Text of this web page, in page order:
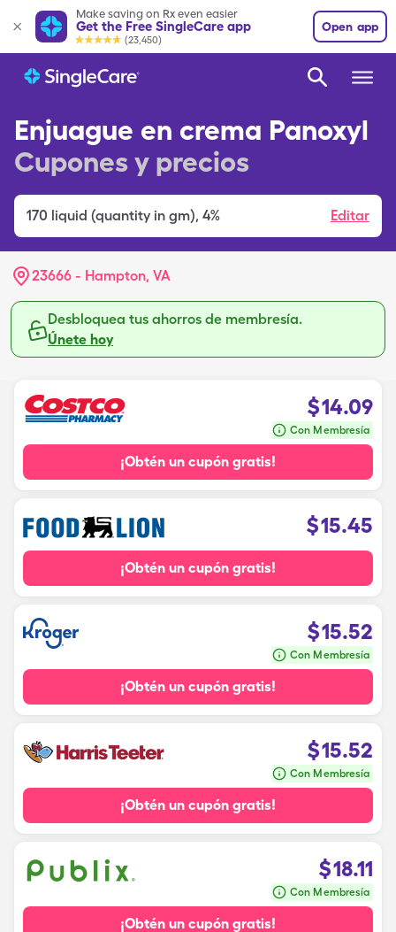
Make saving on Rx even easier
Get the Free SingleCare app
(23,450)
Open app
Enjuague en crema Panoxyl
Cupones y precios
170 liquid (quantity in gm), 4% Editar
23666 - Hampton, VA
Desbloquea tus ahorros de membresía.
Únete hoy
$14.09
Con Membresía
¡Obtén un cupón gratis!
$15.45
¡Obtén un cupón gratis!
$15.52
Con Membresía
¡Obtén un cupón gratis!
$15.52
Con Membresía
¡Obtén un cupón gratis!
$18.11
Con Membresía
¡Obtén un cupón gratis!